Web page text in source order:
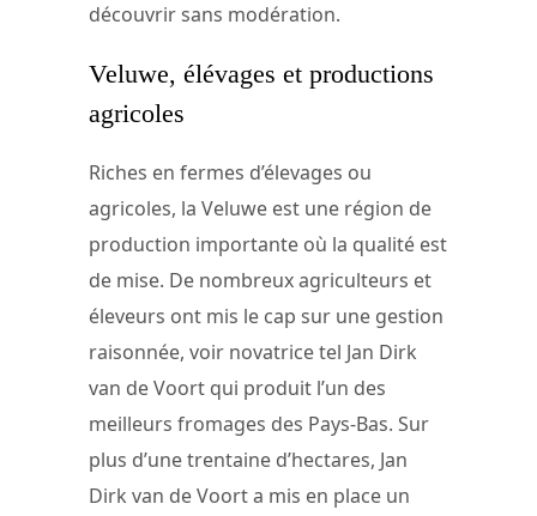
découvrir sans modération.
Veluwe, élévages et productions
agricoles
Riches en fermes d’élevages ou
agricoles, la Veluwe est une région de
production importante où la qualité est
de mise. De nombreux agriculteurs et
éleveurs ont mis le cap sur une gestion
raisonnée, voir novatrice tel Jan Dirk
van de Voort qui produit l’un des
meilleurs fromages des Pays-Bas. Sur
plus d’une trentaine d’hectares, Jan
Dirk van de Voort a mis en place un